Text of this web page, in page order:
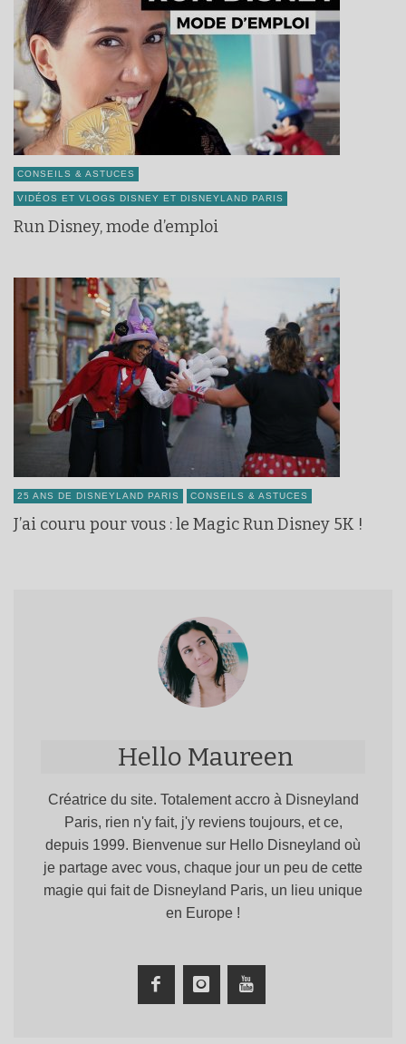
CONSEILS & ASTUCES
VIDÉOS ET VLOGS DISNEY ET DISNEYLAND PARIS
Run Disney, mode d’emploi
25 ANS DE DISNEYLAND PARIS CONSEILS & ASTUCES
J’ai couru pour vous : le Magic Run Disney 5K !
Hello Maureen
Créatrice du site. Totalement accro à Disneyland
Paris, rien n'y fait, j'y reviens toujours, et ce,
depuis 1999. Bienvenue sur Hello Disneyland où
je partage avec vous, chaque jour un peu de cette
magie qui fait de Disneyland Paris, un lieu unique
en Europe !